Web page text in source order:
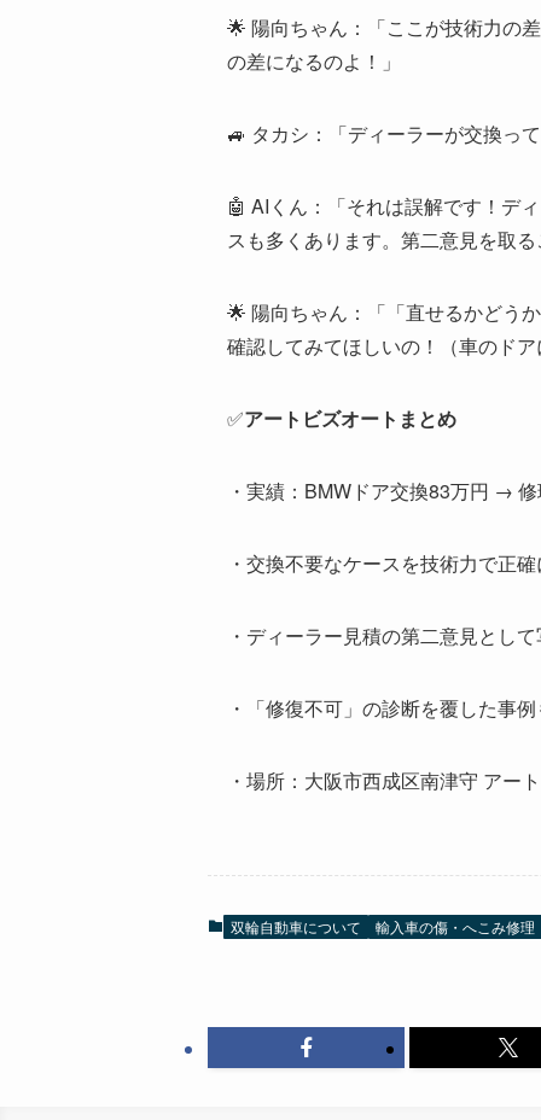
🌟 陽向ちゃん：「ここが技術力の
の差になるのよ！」
🚙 タカシ：「ディーラーが交換っ
🤖 AIくん：「それは誤解です！デ
スも多くあります。第二意見を取
🌟 陽向ちゃん：「「直せるかどう
確認してみてほしいの！（車のド
✅アートビズオート まとめ
・実績：BMWドア交換83万円 →
・交換不要なケースを技術力で正
・ディーラー見積の第二意見とし
・「修復不可」の診断を覆した事
・場所：大阪市西成区南津守 アー
双輪自動車について 輸入車の傷・へこみ修理